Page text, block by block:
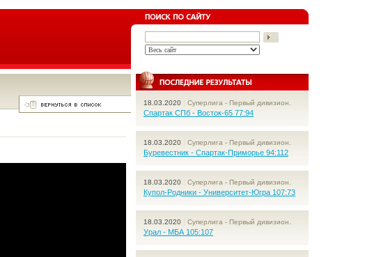
18.03.2020 Суперлига - Первый дивизион.
Спартак СПб - Восток-65 77:94
18.03.2020 Суперлига - Первый дивизион.
Буревестник - Спартак-Приморье 94:112
18.03.2020 Суперлига - Первый дивизион.
Купол-Родники - Университет-Югра 107:73
18.03.2020 Суперлига - Первый дивизион.
Урал - МБА 105:107